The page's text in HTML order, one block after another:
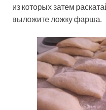
из которых затем
выложите ложку фарша.